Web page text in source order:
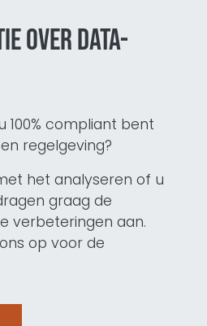
over Data-
100% compliant bent
regelgeving?
het analyseren of u
graag de
verbeteringen aan.
op voor de